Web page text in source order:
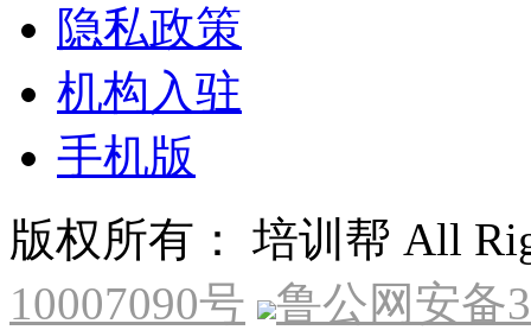
隐私政策
机构入驻
手机版
版权所有： 培训帮 All
10007090号
鲁公网安备